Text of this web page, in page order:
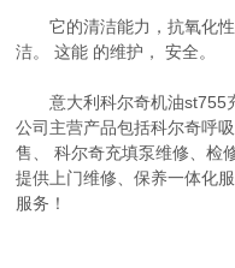
它的清洁能力，抗氧化性
洁。 这能 的维护， 安全。
意大利科尔奇机油st755
公司主营产品包括科尔奇呼
售、 科尔奇充填泵维修、检
提供上门维修、保养一体化
服务！